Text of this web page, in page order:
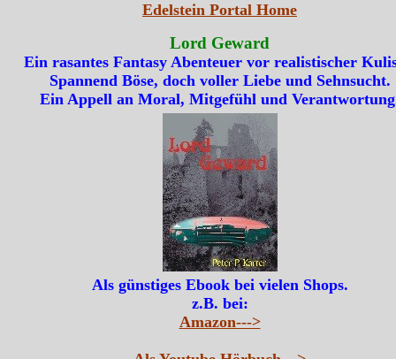
Edelstein Portal Home
Lord Geward
Ein rasantes Fantasy Abenteuer vor realistischer
Spannend Böse, doch voller Liebe und Sehnsucht.
Ein Appell an Moral, Mitgefühl und
Als günstiges Ebook bei vielen Shops.
z.B. bei:
Amazon--->